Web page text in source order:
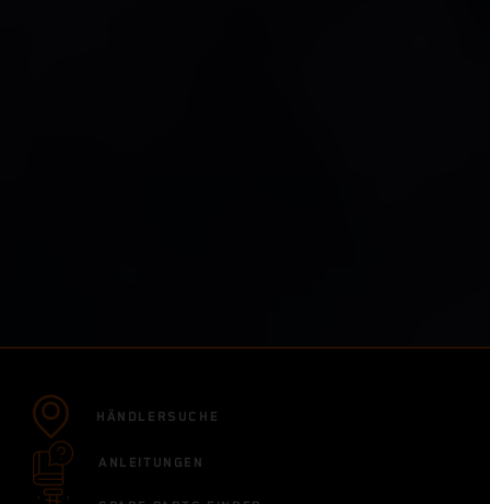
HÄNDLERSUCHE
ANLEITUNGEN